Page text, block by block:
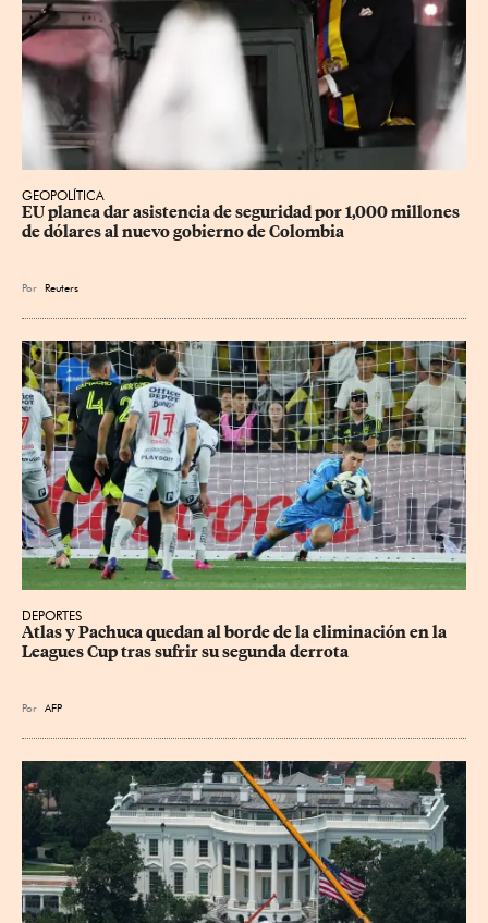
GEOPOLÍTICA
EU planea dar asistencia de seguridad por 1,000 millones
de dólares al nuevo gobierno de Colombia
Por Reuters
DEPORTES
Atlas y Pachuca quedan al borde de la eliminación en la
Leagues Cup tras sufrir su segunda derrota
Por AFP